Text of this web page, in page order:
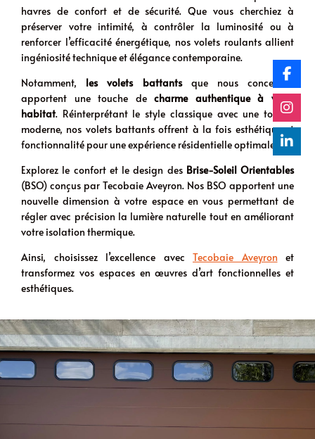
havres de confort et de sécurité. Que vous cherchiez à
préserver votre intimité, à contrôler la luminosité ou à
renforcer l’efficacité énergétique, nos volets roulants allient
ingéniosité technique et élégance contemporaine.
Notamment, les volets battantsque nous concevons
apportent une touche decharme authentique à votre
habitat. Réinterprétant le style classique avec une touche
moderne, nos volets battants offrent à la fois esthétique et
fonctionnalité pour une expérience résidentielle optimale.
Explorez le confort et le design des Brise-Soleil Orientables
(BSO) conçus par Tecobaie Aveyron. Nos BSO apportent une
nouvelle dimension à votre espace en vous permettant de
régler avec précision la lumière naturelle tout en améliorant
votre isolation thermique.
Ainsi, choisissez l’excellence avec Tecobaie Aveyron et
transformez vos espaces en œuvres d’art fonctionnelles et
esthétiques.